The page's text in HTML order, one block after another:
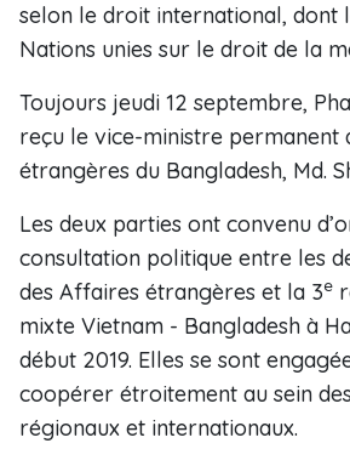
selon le droit international, dont
Nations unies sur le droit de la
Toujours jeudi 12 septembre,
reçu le vice-ministre permanent
étrangères du Bangladesh, Md.
Les deux parties ont convenu
consultation politique entre les
des Affaires étrangères et la 3e
mixte Vietnam - Bangladesh à
début 2019. Elles se sont
coopérer étroitement au sein
régionaux et internationaux.